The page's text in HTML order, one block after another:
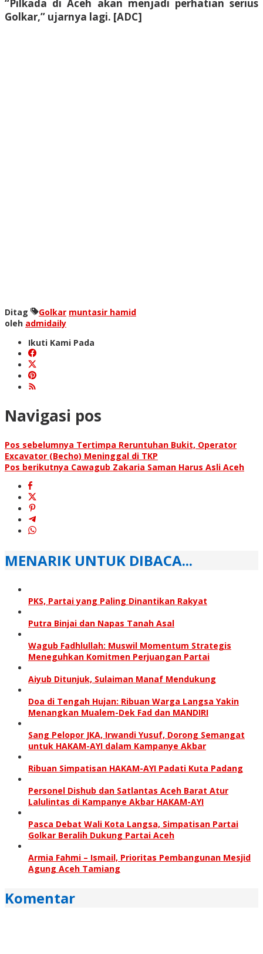
“Pilkada di Aceh akan menjadi perhatian serius
Golkar,” ujarnya lagi. [ADC]
Ditag Golkar muntasir hamid
oleh admidaily
Ikuti Kami Pada
Navigasi pos
Pos sebelumnya Tertimpa Reruntuhan Bukit, Operator
Excavator (Becho) Meninggal di TKP
Pos berikutnya Cawagub Zakaria Saman Harus Asli Aceh
MENARIK UNTUK DIBACA...
PKS, Partai yang Paling Dinantikan Rakyat
Putra Binjai dan Napas Tanah Asal
Wagub Fadhlullah: Muswil Momentum Strategis
Meneguhkan Komitmen Perjuangan Partai
Aiyub Ditunjuk, Sulaiman Manaf Mendukung
Doa di Tengah Hujan: Ribuan Warga Langsa Yakin
Menangkan Mualem-Dek Fad dan MANDIRI
Sang Pelopor JKA, Irwandi Yusuf, Dorong Semangat
untuk HAKAM-AYI dalam Kampanye Akbar
Ribuan Simpatisan HAKAM-AYI Padati Kuta Padang
Personel Dishub dan Satlantas Aceh Barat Atur
Lalulintas di Kampanye Akbar HAKAM-AYI
Pasca Debat Wali Kota Langsa, Simpatisan Partai
Golkar Beralih Dukung Partai Aceh
Armia Fahmi – Ismail, Prioritas Pembangunan Mesjid
Agung Aceh Tamiang
Komentar